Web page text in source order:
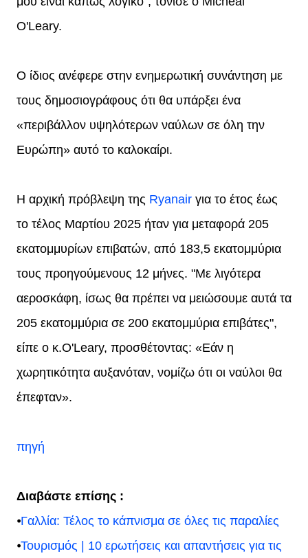
O'Leary.
Ο ίδιος ανέφερε στην ενημερωτική συνάντηση με
τους δημοσιογράφους ότι θα υπάρξει ένα
«περιβάλλον υψηλότερων ναύλων σε όλη την
Ευρώπη» αυτό το καλοκαίρι.
Η αρχική πρόβλεψη της Ryanair για το έτος έως
το τέλος Μαρτίου 2025 ήταν για μεταφορά 205
εκατομμυρίων επιβατών, από 183,5 εκατομμύρια
τους προηγούμενους 12 μήνες. "Με λιγότερα
αεροσκάφη, ίσως θα πρέπει να μειώσουμε αυτά τα
205 εκατομμύρια σε 200 εκατομμύρια επιβάτες",
είπε ο κ.O'Leary, προσθέτοντας: «Εάν η
χωρητικότητα αυξανόταν, νομίζω ότι οι ναύλοι θα
έπεφταν».
πηγή
Διαβάστε επίσης :
⦁Γαλλία: Τέλος το κάπνισμα σε όλες τις παραλίες
⦁Τουρισμός | 10 ερωτήσεις και απαντήσεις για τις